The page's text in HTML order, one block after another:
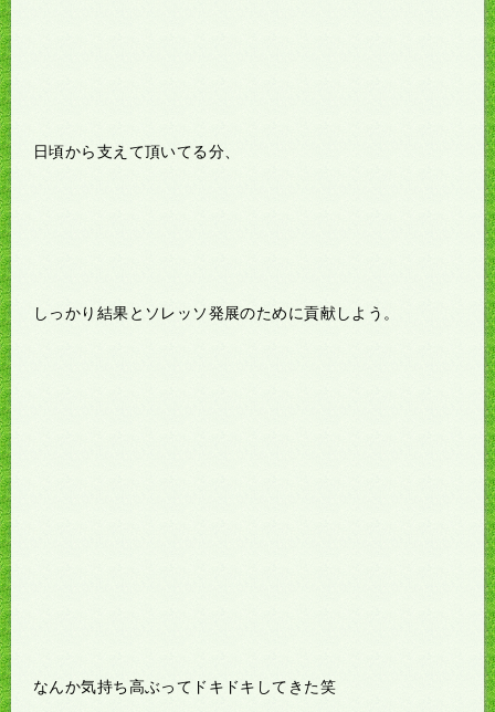
日頃から支えて頂いてる分、
しっかり結果とソレッソ発展のために貢献しよう。
なんか気持ち高ぶってドキドキしてきた笑